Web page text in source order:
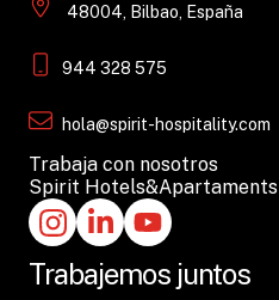
48004, Bilbao, España
944 328 575
hola@spirit-hospitality.com
Trabaja con nosotros
Spirit Hotels&Apartaments
Trabajemos juntos